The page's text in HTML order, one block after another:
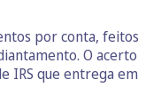
por conta, feitos
O acerto
IRS que entrega em